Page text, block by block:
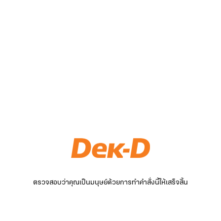
ตรวจสอบว่าคุณเป็นมนุษย์ด้วยการทำคำสั่งนี้ให้เสร็จสิ้น